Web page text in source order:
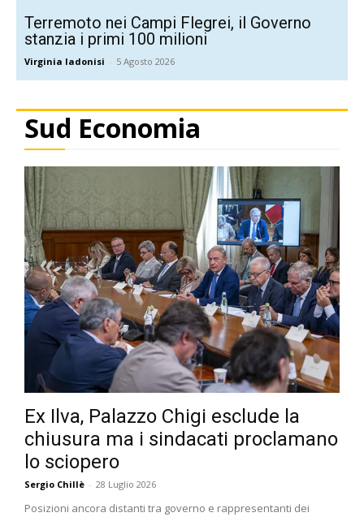
Terremoto nei Campi Flegrei, il Governo
stanzia i primi 100 milioni
Virginia Iadonisi - 5 Agosto 2026
Sud Economia
Ex Ilva, Palazzo Chigi esclude la
chiusura ma i sindacati proclamano
lo sciopero
Sergio Chillè - 28 Luglio 2026
Posizioni ancora distanti tra governo e rappresentanti dei